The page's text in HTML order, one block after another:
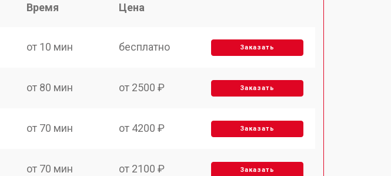
Время Цена
от 10 мин бесплатно Заказать
от 80 мин от 2500 ₽ Заказать
от 70 мин от 4200 ₽ Заказать
от 70 мин от 2100 ₽ Заказать